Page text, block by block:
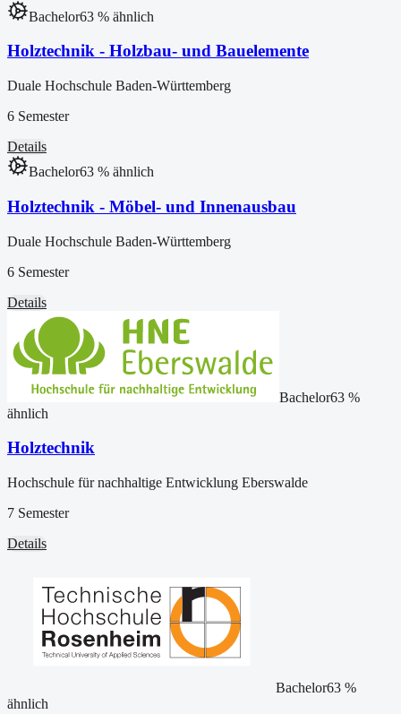
Bachelor63 % ähnlich
Holztechnik - Holzbau- und Bauelemente
Duale Hochschule Baden-Württemberg
6 Semester
Details
Bachelor63 % ähnlich
Holztechnik - Möbel- und Innenausbau
Duale Hochschule Baden-Württemberg
6 Semester
Details
Bachelor63 %
ähnlich
Holztechnik
Hochschule für nachhaltige Entwicklung Eberswalde
7 Semester
Details
Bachelor63 %
ähnlich